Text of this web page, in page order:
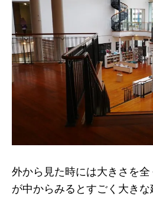
外から見た時には大きさを
が中からみるとすごく大きな